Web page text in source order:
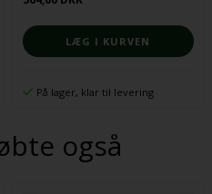
På lager, klar til levering
også